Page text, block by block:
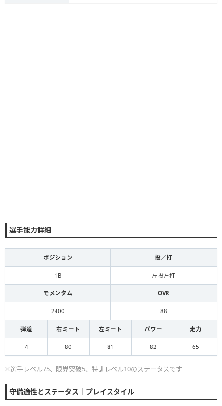
選手能力詳細
ポジション 投／打
1B 左投左打
モメンタム OVR
2400 88
弾道 右ミート 左ミート パワー 走力
4 80 81 82 65
※選手レベル75、限界突破5、特訓レベル10のステータスです
守備適性とステータス｜プレイスタイル